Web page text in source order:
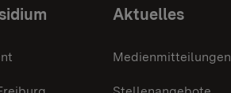
Aktuelles
Medienmitteilungen